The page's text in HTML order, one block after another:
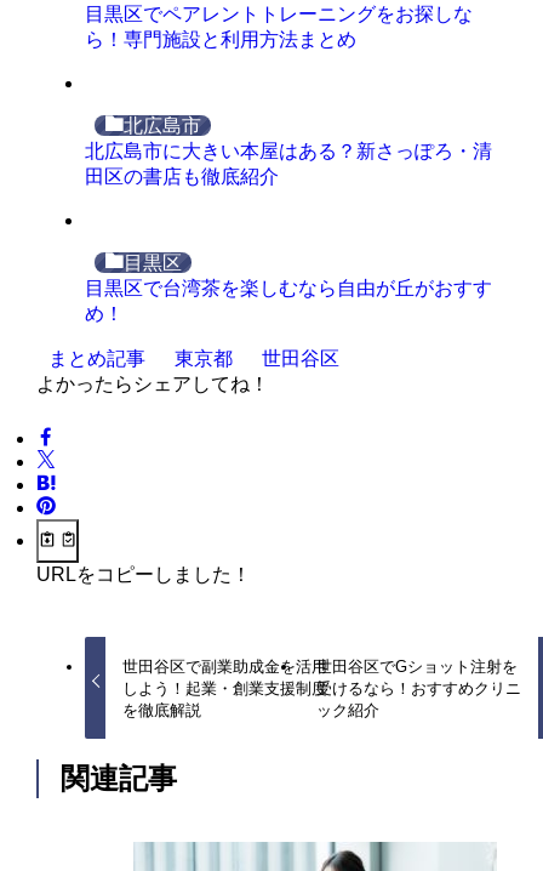
目黒区でペアレントトレーニングをお探しな
ら！専門施設と利用方法まとめ
北広島市
北広島市に大きい本屋はある？新さっぽろ・清
田区の書店も徹底紹介
目黒区
目黒区で台湾茶を楽しむなら自由が丘がおすす
め！
まとめ記事 東京都
世田谷区
よかったらシェアしてね！
URLをコピーしました！
世田谷区で副業助成金を活用
しよう！起業・創業支援制度
を徹底解説
世田谷区でGショット注射を
受けるなら！おすすめクリニ
ック紹介
関連記事